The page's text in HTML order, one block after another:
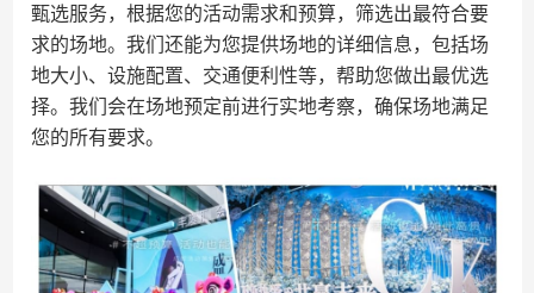
甄选服务，根据您的活动需求和预算，筛选出最符合要
求的场地。我们还能为您提供场地的详细信息，包括场
地大小、设施配置、交通便利性等，帮助您做出最优选
择。我们会在场地预定前进行实地考察，确保场地满足
您的所有要求。